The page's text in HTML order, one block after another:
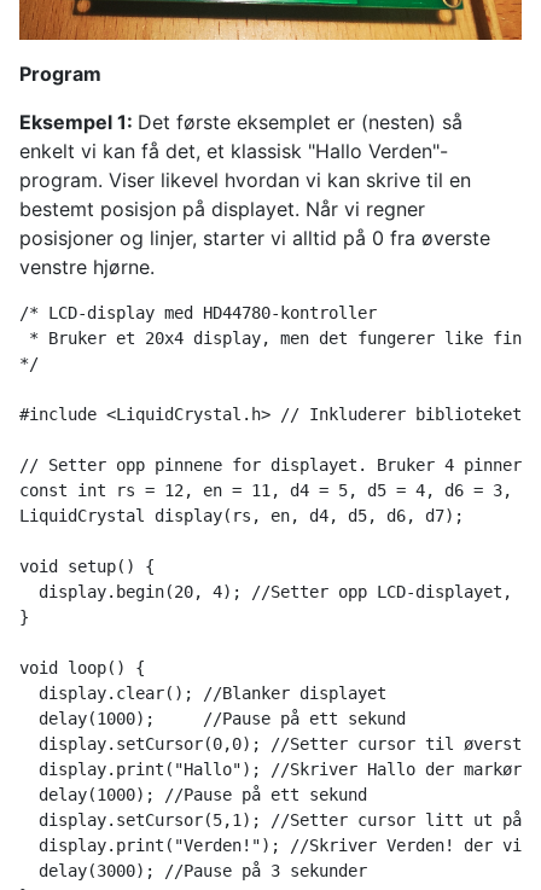
Program
Eksempel 1: Det første eksemplet er (nesten) så
enkelt vi kan få det, et klassisk "Hallo Verden"-
program. Viser likevel hvordan vi kan skrive til en
bestemt posisjon på displayet. Når vi regner
posisjoner og linjer, starter vi alltid på 0 fra øverste
venstre hjørne.
/* LCD-display med HD44780-kontroller
* Bruker et 20x4 display, men det fungerer like fint
*/
#include <LiquidCrystal.h> // Inkluderer biblioteket
// Setter opp pinnene for displayet. Bruker 4 pinner
const int rs = 12, en = 11, d4 = 5, d5 = 4, d6 = 3,
LiquidCrystal display(rs, en, d4, d5, d6, d7);
void setup() {
display.begin(20, 4); //Setter opp LCD-displayet,
}
void loop() {
  display.clear(); //Blanker displayet
delay(1000);     //Pause på ett sekund
display.setCursor(0,0); //Setter cursor til øverste
display.print("Hallo"); //Skriver Hallo der
  delay(1000); //Pause på ett sekund
display.setCursor(5,1); //Setter cursor litt ut på
display.print("Verden!"); //Skriver Verden! der vi
  delay(3000); //Pause på 3 sekunder